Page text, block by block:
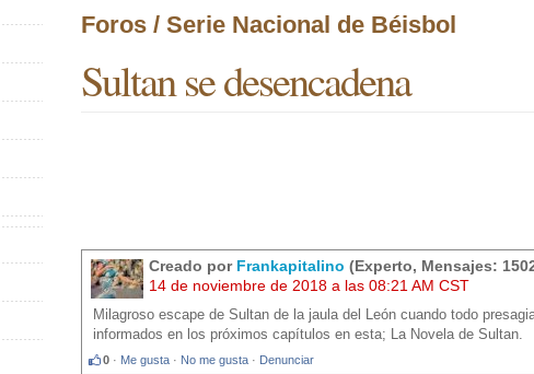
Foros / Serie Nacional de Béisbol
Sultan se desencadena
Creado por Frankapitalino (Experto, Mensajes:
14 de noviembre de 2018 a las 08:21 AM CST
Milagroso escape de Sultan de la jaula del León cuando todo
informados en los próximos capítulos en esta; La Novela de Sultan.
0 · Me gusta · No me gusta · Denunciar